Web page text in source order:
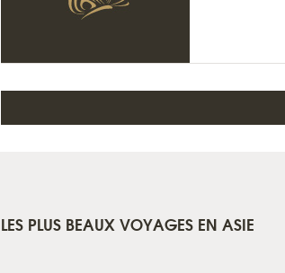
LES PLUS BEAUX VOYAGES EN ASIE